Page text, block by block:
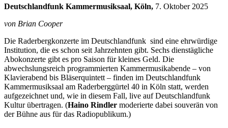
Deutschlandfunk Kammermusiksaal, Köln, 7. Oktober 2025
von Brian Cooper
Die Raderbergkonzerte im Deutschlandfunk sind eine ehrwürdige
Institution, die es schon seit Jahrzehnten gibt. Sechs dienstägliche
Abokonzerte gibt es pro Saison für kleines Geld. Die
abwechslungsreich programmierten Kammermusikabende – von
Klavierabend bis Bläserquintett – finden im Deutschlandfunk
Kammermusiksaal am Raderberggürtel 40 in Köln statt, werden
aufgezeichnet und, wie in diesem Fall, live auf Deutschlandfunk
Kultur übertragen. (Haino Rindler moderierte dabei souverän von
der Bühne aus für das Radiopublikum.)